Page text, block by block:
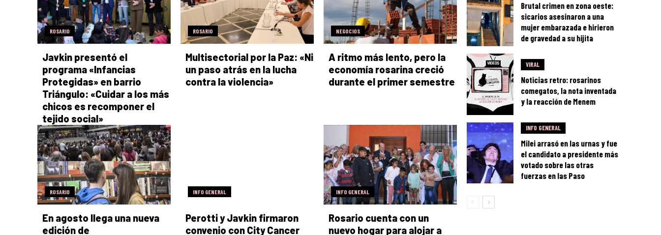
ROSARIO
Javkin presentó el
programa «Infancias
Protegidas» en barrio
Triángulo: «Cuidar a los más
chicos es recomponer el
tejido social»
ROSARIO
Multisectorial por la Paz: «Ni
un paso atrás en la lucha
contra la violencia»
NEGOCIOS
A ritmo más lento, pero la
economía rosarina creció
durante el primer semestre
ROSARIO
En agosto llega una nueva
edición de
INFO GENERAL
Perotti y Javkin firmaron
convenio con City Cancer
INFO GENERAL
Rosario cuenta con un
nuevo hogar para alojar a
Brutal crimen en zona oeste:
sicarios asesinaron a una
mujer embarazada e hirieron
de gravedad a su hijita
VIRAL
Noticias retro: rosarinos
comegatos, la nota inventada
y la reacción de Menem
INFO GENERAL
Milei arrasó en las urnas y fue
el candidato a presidente más
votado sobre las otras
fuerzas en las Paso